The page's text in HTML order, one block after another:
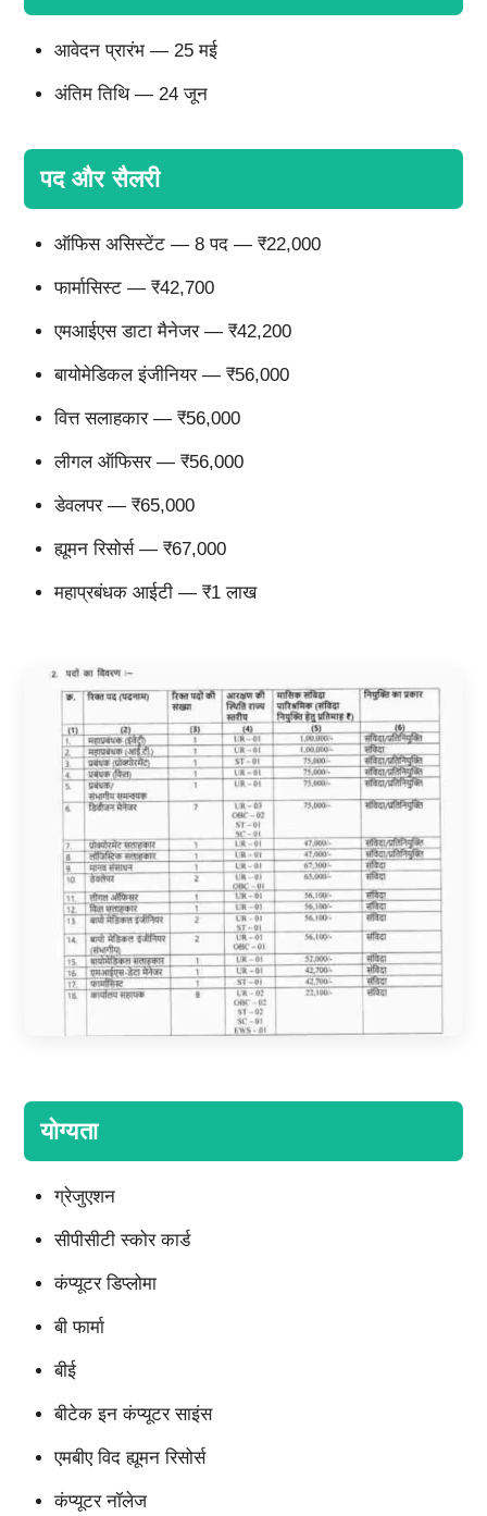
आवेदन प्रारंभ — 25 मई
अंतिम तिथि — 24 जून
पद और सैलरी
ऑफिस असिस्टेंट — 8 पद — ₹22,000
फार्मासिस्ट — ₹42,700
एमआईएस डाटा मैनेजर — ₹42,200
बायोमेडिकल इंजीनियर — ₹56,000
वित्त सलाहकार — ₹56,000
लीगल ऑफिसर — ₹56,000
डेवलपर — ₹65,000
ह्यूमन रिसोर्स — ₹67,000
महाप्रबंधक आईटी — ₹1 लाख
योग्यता
ग्रेजुएशन
सीपीसीटी स्कोर कार्ड
कंप्यूटर डिप्लोमा
बी फार्मा
बीई
बीटेक इन कंप्यूटर साइंस
एमबीए विद ह्यूमन रिसोर्स
कंप्यूटर नॉलेज